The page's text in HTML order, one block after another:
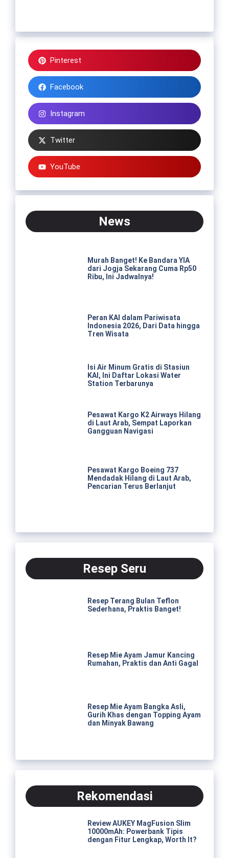
Pinterest
Facebook
Instagram
Twitter
YouTube
News
Murah Banget! Ke Bandara YIA
dari Jogja Sekarang Cuma Rp50
Ribu, Ini Jadwalnya!
Peran KAI dalam Pariwisata
Indonesia 2026, Dari Data hingga
Tren Wisata
Isi Air Minum Gratis di Stasiun
KAI, Ini Daftar Lokasi Water
Station Terbarunya
Pesawat Kargo K2 Airways Hilang
di Laut Arab, Sempat Laporkan
Gangguan Navigasi
Pesawat Kargo Boeing 737
Mendadak Hilang di Laut Arab,
Pencarian Terus Berlanjut
Resep Seru
Resep Terang Bulan Teflon
Sederhana, Praktis Banget!
Resep Mie Ayam Jamur Kancing
Rumahan, Praktis dan Anti Gagal
Resep Mie Ayam Bangka Asli,
Gurih Khas dengan Topping Ayam
dan Minyak Bawang
Rekomendasi
Review AUKEY MagFusion Slim
10000mAh: Powerbank Tipis
dengan Fitur Lengkap, Worth It?